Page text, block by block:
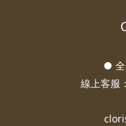
● 全
線上客服